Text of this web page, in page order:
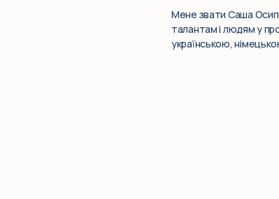
Мене звати Саша
талантам і людям у
українською,